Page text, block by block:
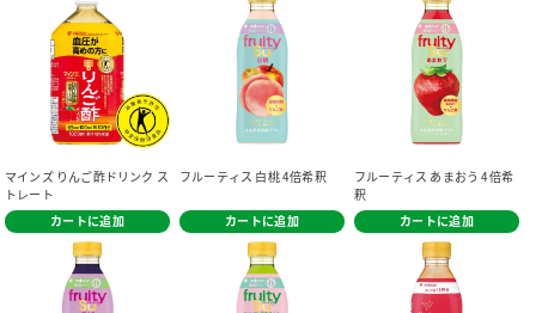
マインズ りんご酢ドリンク ス
トレート
カートに追加
フルーティス 白桃 4倍希釈
カートに追加
フルーティス あまおう 4倍希
釈
カートに追加